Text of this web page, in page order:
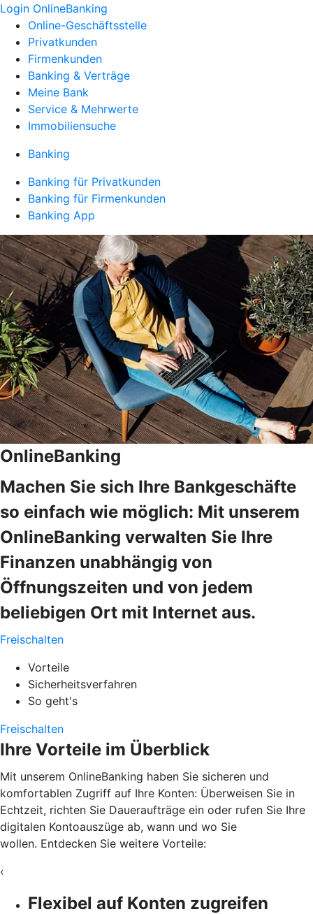
Login OnlineBanking
Online-Geschäftsstelle
Privatkunden
Firmenkunden
Banking & Verträge
Meine Bank
Service & Mehrwerte
Immobiliensuche
Banking
Banking für Privatkunden
Banking für Firmenkunden
Banking App
OnlineBanking
Machen Sie sich Ihre Bankgeschäfte
so einfach wie möglich: Mit unserem
OnlineBanking verwalten Sie Ihre
Finanzen unabhängig von
Öffnungszeiten und von jedem
beliebigen Ort mit Internet aus.
Freischalten
Vorteile
Sicherheitsverfahren
So geht's
Freischalten
Ihre Vorteile im Überblick
Mit unserem OnlineBanking haben Sie sicheren und
komfortablen Zugriff auf Ihre Konten: Überweisen Sie in
Echtzeit, richten Sie Daueraufträge ein oder rufen Sie Ihre
digitalen Kontoauszüge ab, wann und wo Sie
wollen. Entdecken Sie weitere Vorteile:
‹
Flexibel auf Konten zugreifen